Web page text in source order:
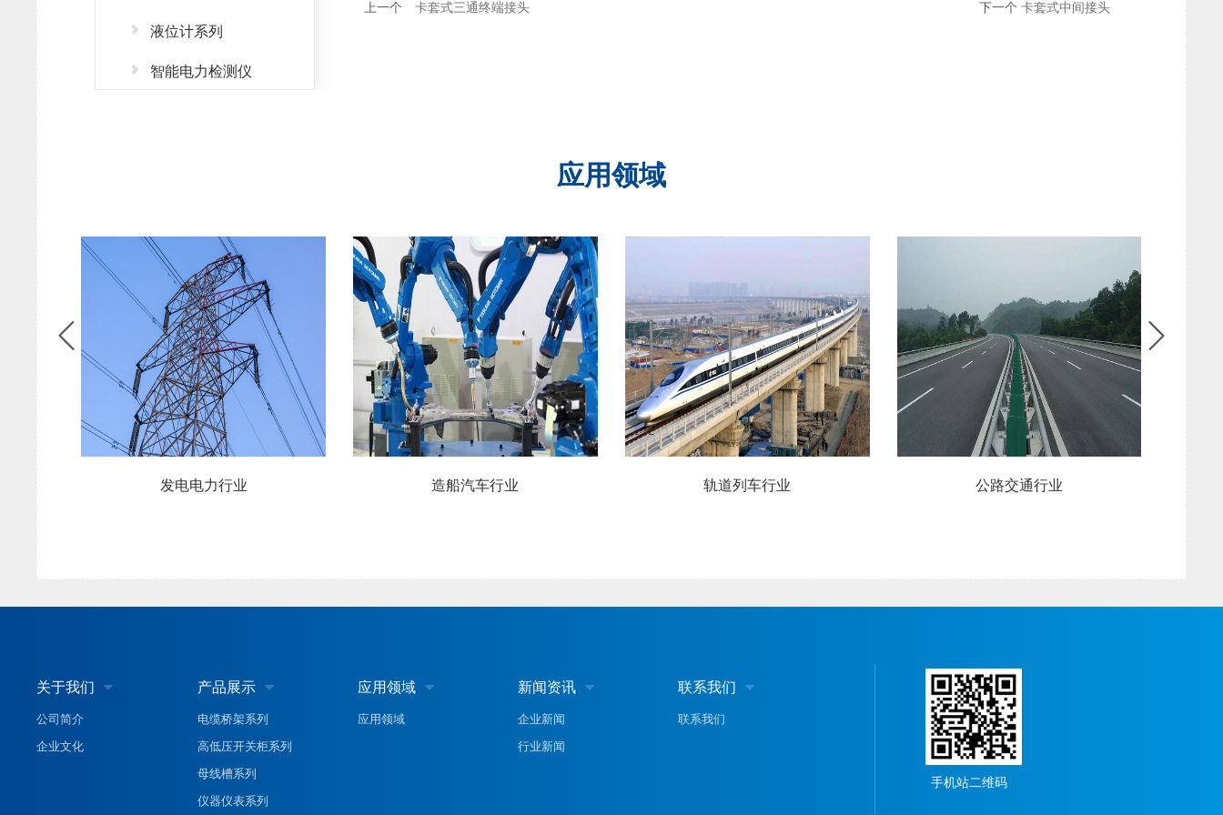
液位计系列
智能电力检测仪
上一个 卡套式三通终端接头 下一个 卡套式中间接头
应用领域
 
关于我们 
公司简介
企业文化
产品展示 
电缆桥架系列
高低压开关柜系列
母线槽系列
仪器仪表系列
应用领域 
应用领域
新闻资讯 
企业新闻
行业新闻
联系我们 
联系我们
手机站二维码